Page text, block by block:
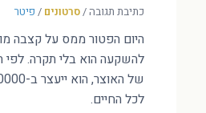
כתיבת תגובה/סרטונים / פיטר
היום הפטור ממס על קצבה
להשקעה הוא בלי תקרה.
לכל החיים.